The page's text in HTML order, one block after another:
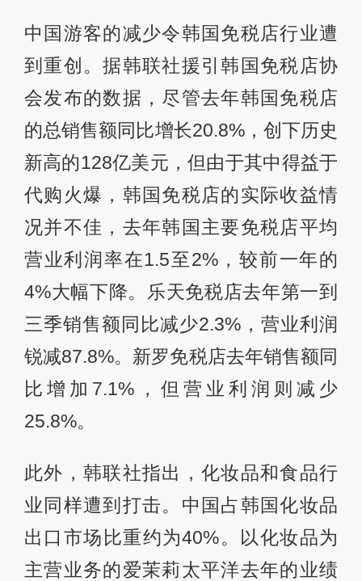
中国游客的减少令韩国免税店行业遭
到重创。据韩联社援引韩国免税店协
会发布的数据，尽管去年韩国免税店
的总销售额同比增长20.8%，创下历史
新高的128亿美元，但由于其中得益于
代购火爆，韩国免税店的实际收益情
况并不佳，去年韩国主要免税店平均
营业利润率在1.5至2%，较前一年的
4%大幅下降。乐天免税店去年第一到
三季销售额同比减少2.3%，营业利润
锐减87.8%。新罗免税店去年销售额同
比增加7.1%，但营业利润则减少
25.8%。
此外，韩联社指出，化妆品和食品行
业同样遭到打击。中国占韩国化妆品
出口市场比重约为40%。以化妆品为
主营业务的爱茉莉太平洋去年的业绩